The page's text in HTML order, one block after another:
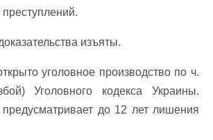
изъяты.
уголовное производство по ч.
Уголовного кодекса Украины.
предусматривает до 12 лет лишения